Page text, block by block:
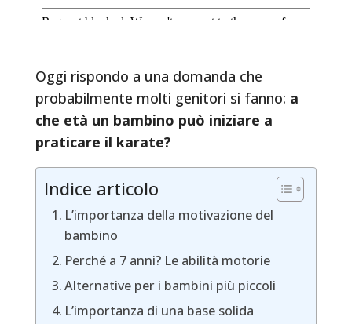
Oggi rispondo a una domanda che
probabilmente molti genitori si fanno: a
che età un bambino può iniziare a
praticare il karate?
Indice articolo
L’importanza della motivazione del
bambino
Perché a 7 anni? Le abilità motorie
Alternative per i bambini più piccoli
L’importanza di una base solida